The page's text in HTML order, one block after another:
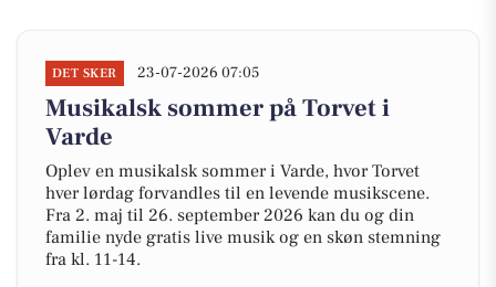
DET SKER 23-07-2026 07:05
Musikalsk sommer på Torvet i
Varde
Oplev en musikalsk sommer i Varde, hvor Torvet
hver lørdag forvandles til en levende musikscene.
Fra 2. maj til 26. september 2026 kan du og din
familie nyde gratis live musik og en skøn stemning
fra kl. 11-14.